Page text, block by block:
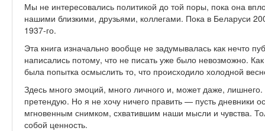
Мы не интересовались политикой до той поры, пока она
нашими близкими, друзьями, коллегами. Пока в Беларуси
1937-го.
Эта книга изначально вообще не задумывалась как нечто
написались потому, что не писать уже было невозможно.
была попытка осмыслить­ то, что происходило холодной
Здесь много эмоций, много личного и, может даже,
претендую. Но я не хочу ничего править — пусть дневники
мгновенным снимком, схватившим наши мысли и чувства.
собой ценность.